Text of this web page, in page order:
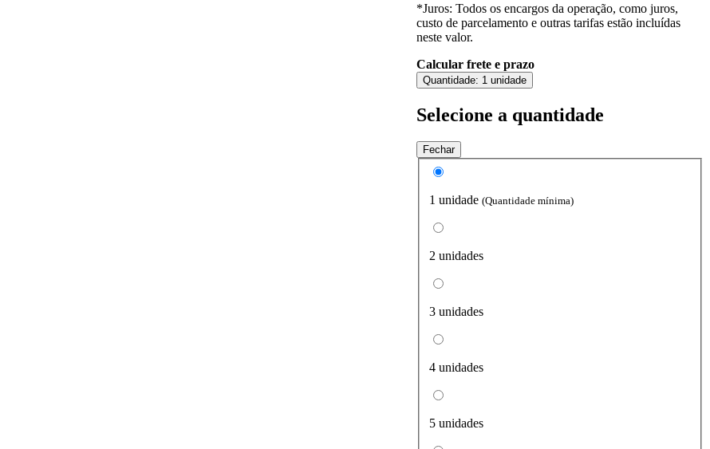
*Juros: Todos os encargos da operação, como juros,
custo de parcelamento e outras tarifas estão incluídas
neste valor.
Calcular frete e prazo
Quantidade: 1 unidade
Selecione a quantidade
Fechar
1 unidade (Quantidade mínima)
2 unidades
3 unidades
4 unidades
5 unidades